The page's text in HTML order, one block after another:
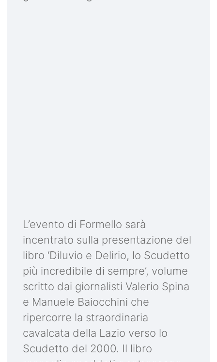
L’evento di Formello sarà
incentrato sulla presentazione del
libro ‘Diluvio e Delirio, lo Scudetto
più incredibile di sempre’, volume
scritto dai giornalisti Valerio Spina
e Manuele Baiocchini che
ripercorre la straordinaria
cavalcata della Lazio verso lo
Scudetto del 2000. Il libro